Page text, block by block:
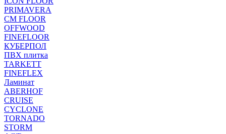
PRIMAVERA
CM FLOOR
OFFWOOD
FINEFLOOR
КУБЕРПОЛ
ПВХ плитка
TARKETT
FINEFLEX
Ламинат
ABERHOF
CRUISE
CYCLONE
TORNADO
STORM